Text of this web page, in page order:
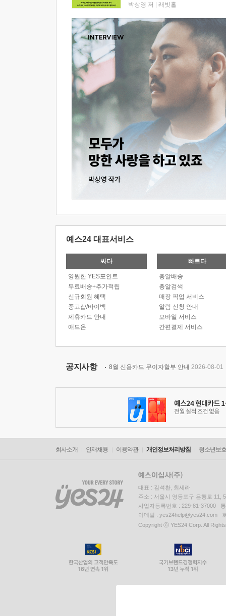
박상영 저 래빗홀
예스24 대표서비스
싸다
영원한 YES포인트
무료배송+추가적립
신규회원 혜택
중고샵/바이백
제휴카드 안내
애드온
빠르다
총알배송
총알검색
매장 픽업 서비스
알림 신청 안내
모바일 서비스
간편결제 서비스
공지사항 8월 신용카드 무이자할부 안내 2026-08-01
회사소개 인재채용 이용약관 개인정보처리방침 청소년보
대표 : 김석환, 최세라
주소 : 서울시 영등포구 은행로 11,
사업자등록번호 : 229-81-37000
이메일 : yes24help@yes24.com
Copyright ⓒ YES24 Corp. All